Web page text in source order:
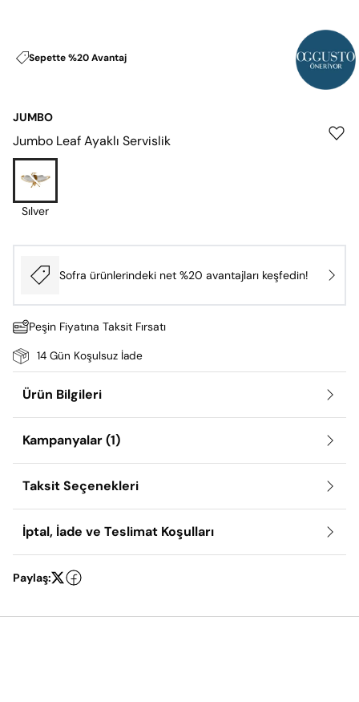
Sepette %20 Avantaj
JUMBO
Jumbo Leaf Ayaklı Servislik
Sılver
Sofra ürünlerindeki net %20 avantajları keşfedin!
Peşin Fiyatına Taksit Fırsatı
14 Gün Koşulsuz İade
Ürün Bilgileri
Kampanyalar(1)
Taksit Seçenekleri
İptal, İade ve Teslimat Koşulları
Paylaş: